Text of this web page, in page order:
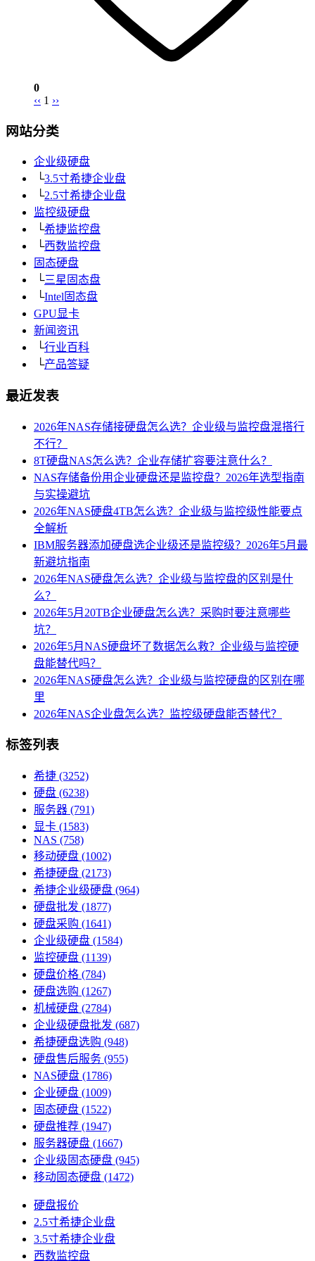
0
‹‹ 1 ››
网站分类
企业级硬盘
└3.5寸希捷企业盘
└2.5寸希捷企业盘
监控级硬盘
└希捷监控盘
└西数监控盘
固态硬盘
└三星固态盘
└Intel固态盘
GPU显卡
新闻资讯
└行业百科
└产品答疑
最近发表
2026年NAS存储接硬盘怎么选？企业级与监控盘混搭行
不行？
8T硬盘NAS怎么选？企业存储扩容要注意什么？
NAS存储备份用企业硬盘还是监控盘？2026年选型指南
与实操避坑
2026年NAS硬盘4TB怎么选？企业级与监控级性能要点
全解析
IBM服务器添加硬盘选企业级还是监控级？2026年5月最
新避坑指南
2026年NAS硬盘怎么选？企业级与监控盘的区别是什
么？
2026年5月20TB企业硬盘怎么选？采购时要注意哪些
坑？
2026年5月NAS硬盘坏了数据怎么救？企业级与监控硬
盘能替代吗？
2026年NAS硬盘怎么选？企业级与监控硬盘的区别在哪
里
2026年NAS企业盘怎么选？监控级硬盘能否替代？
标签列表
希捷 (3252)
硬盘 (6238)
服务器 (791)
显卡 (1583)
NAS (758)
移动硬盘 (1002)
希捷硬盘 (2173)
希捷企业级硬盘 (964)
硬盘批发 (1877)
硬盘采购 (1641)
企业级硬盘 (1584)
监控硬盘 (1139)
硬盘价格 (784)
硬盘选购 (1267)
机械硬盘 (2784)
企业级硬盘批发 (687)
希捷硬盘选购 (948)
硬盘售后服务 (955)
NAS硬盘 (1786)
企业硬盘 (1009)
固态硬盘 (1522)
硬盘推荐 (1947)
服务器硬盘 (1667)
企业级固态硬盘 (945)
移动固态硬盘 (1472)
硬盘报价
2.5寸希捷企业盘
3.5寸希捷企业盘
西数监控盘